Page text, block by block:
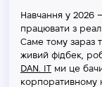
Навчання у 2026
працювати з
Саме тому зараз
живий фідбек,
DAN. IT ми це
корпоративному